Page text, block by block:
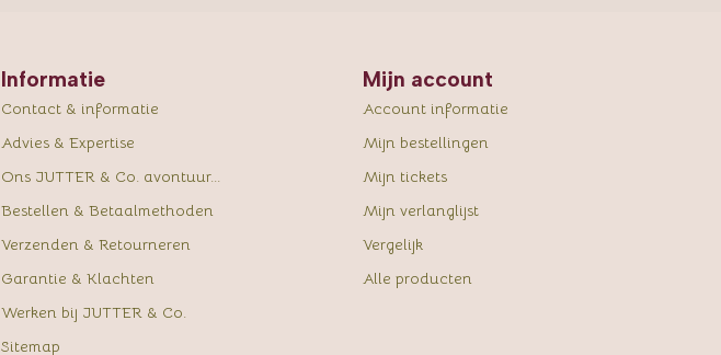
Informatie
Contact & informatie
Advies & Expertise
Ons JUTTER & Co. avontuur...
Bestellen & Betaalmethoden
Verzenden & Retourneren
Garantie & Klachten
Werken bij JUTTER & Co.
Sitemap
Mijn account
Account informatie
Mijn bestellingen
Mijn tickets
Mijn verlanglijst
Vergelijk
Alle producten